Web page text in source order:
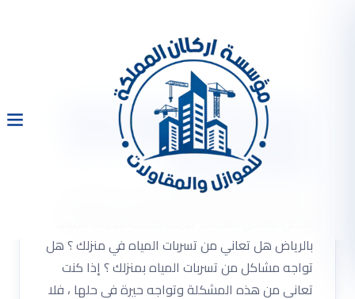
شركة كشف تسربات المياه
بالرياض 0533334179 أفضل
العمال العمالة
بالرياض هل تعاني من تسربات المياه في منزلك ؟ هل
تواجه مشاكل من تسربات المياه بمنزلك ؟ إذا كنت
تعاني من هذه المشكلة وتواجه حيرة في حلها ، فلا